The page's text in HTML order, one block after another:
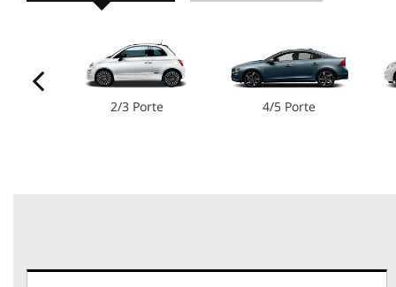
2/3 Porte 4/5 Porte